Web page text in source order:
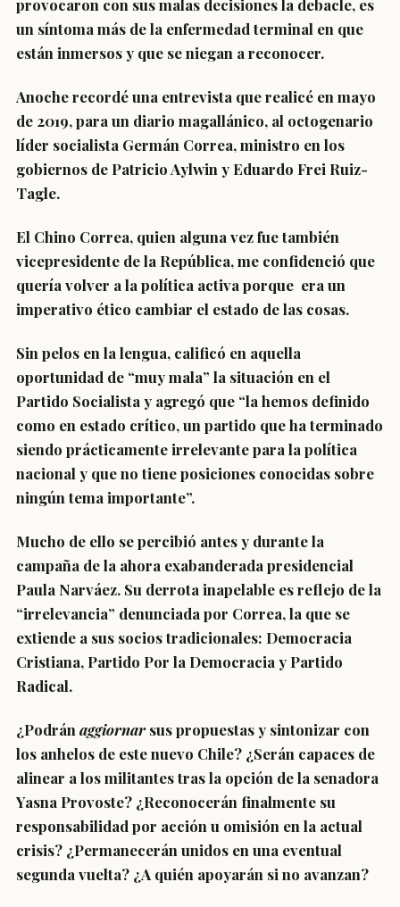
provocaron con sus malas decisiones la debacle, es
un síntoma más de la enfermedad terminal en que
están inmersos y que se niegan a reconocer.
Anoche recordé una entrevista que realicé en mayo
de 2019, para un diario magallánico, al octogenario
líder socialista Germán Correa, ministro en los
gobiernos de Patricio Aylwin y Eduardo Frei Ruiz-
Tagle.
El Chino Correa, quien alguna vez fue también
vicepresidente de la República, me confidenció que
quería volver a la política activa porque era un
imperativo ético cambiar el estado de las cosas.
Sin pelos en la lengua, calificó en aquella
oportunidad de “muy mala” la situación en el
Partido Socialista y agregó que “la hemos definido
como en estado crítico, un partido que ha terminado
siendo prácticamente irrelevante para la política
nacional y que no tiene posiciones conocidas sobre
ningún tema importante”.
Mucho de ello se percibió antes y durante la
campaña de la ahora exabanderada presidencial
Paula Narváez. Su derrota inapelable es reflejo de la
“irrelevancia” denunciada por Correa, la que se
extiende a sus socios tradicionales: Democracia
Cristiana, Partido Por la Democracia y Partido
Radical.
¿Podrán aggiornarsus propuestas y sintonizar con
los anhelos de este nuevo Chile? ¿Serán capaces de
alinear a los militantes tras la opción de la senadora
Yasna Provoste? ¿Reconocerán finalmente su
responsabilidad por acción u omisión en la actual
crisis? ¿Permanecerán unidos en una eventual
segunda vuelta? ¿A quién apoyarán si no avanzan?